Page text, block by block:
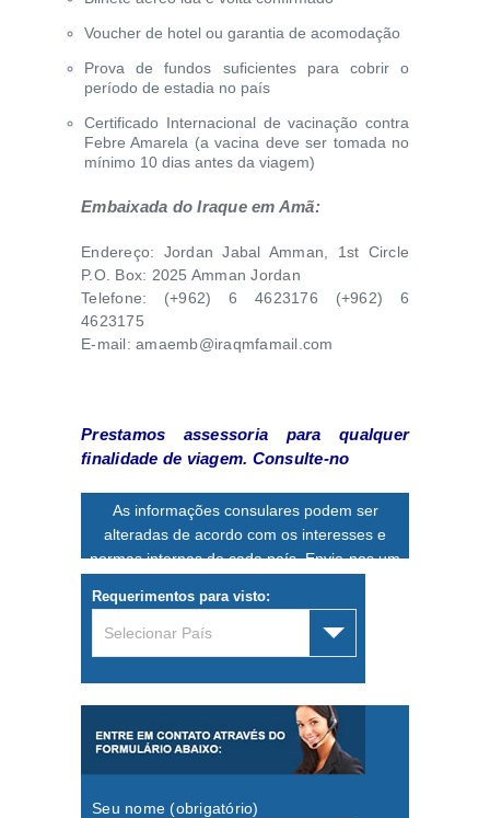
Voucher de hotel ou garantia de acomodação
Prova de fundos suficientes para cobrir o
período de estadia no país
Certificado Internacional de vacinação contra
Febre Amarela (a vacina deve ser tomada no
mínimo 10 dias antes da viagem)
Embaixada do Iraque em Amã:
Endereço: Jordan Jabal Amman, 1st Circle
P.O. Box: 2025 Amman Jordan
Telefone: (+962) 6 4623176 (+962) 6
4623175
E-mail: amaemb@iraqmfamail.com
Prestamos assessoria para qualquer
finalidade de viagem. Consulte-no
As informações consulares podem ser
alteradas de acordo com os interesses e
normas internas de cada país. Envie-nos um
Requerimentos para visto:
Selecionar País
Seu nome (obrigatório)